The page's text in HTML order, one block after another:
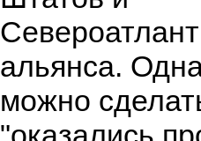
альянса.
можно